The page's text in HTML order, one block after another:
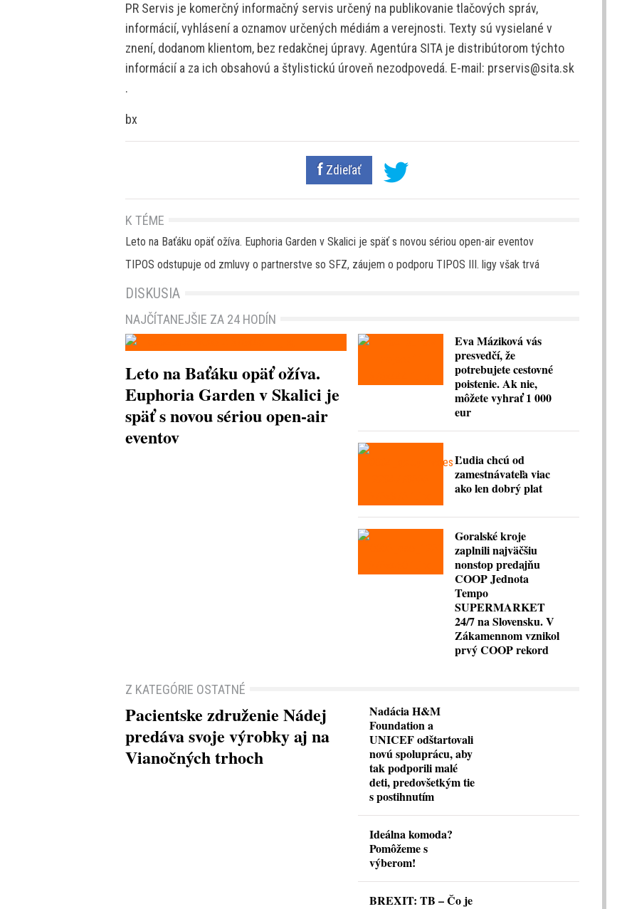
PR Servis je komerčný informačný servis určený na publikovanie tlačových správ,
informácií, vyhlásení a oznamov určených médiám a verejnosti. Texty sú vysielané v
znení, dodanom klientom, bez redakčnej úpravy. Agentúra SITA je distribútorom týchto
informácií a za ich obsahovú a štylistickú úroveň nezodpovedá. E-mail: prservis@sita.sk
.
bx
Zdieľať
K TÉME
Leto na Baťáku opäť ožíva. Euphoria Garden v Skalici je späť s novou sériou open-air eventov
TIPOS odstupuje od zmluvy o partnerstve so SFZ, záujem o podporu TIPOS III. ligy však trvá
DISKUSIA
NAJČÍTANEJŠIE ZA 24 HODÍN
Leto na Baťáku opäť ožíva.
Euphoria Garden v Skalici je
späť s novou sériou open-air
eventov
Eva Máziková vás
presvedčí, že
potrebujete cestovné
poistenie. Ak nie,
môžete vyhrať 1 000
eur
Ľudia chcú od
zamestnávateľa viac
ako len dobrý plat
Goralské kroje
zaplnili najväčšiu
nonstop predajňu
COOP Jednota
Tempo
SUPERMARKET
24/7 na Slovensku. V
Zákamennom vznikol
prvý COOP rekord
Z KATEGÓRIE OSTATNÉ
Pacientske združenie Nádej
predáva svoje výrobky aj na
Vianočných trhoch
Nadácia H&M
Foundation a
UNICEF odštartovali
novú spoluprácu, aby
tak podporili malé
deti, predovšetkým tie
s postihnutím
Ideálna komoda?
Pomôžeme s
výberom!
BREXIT: TB – Čo je